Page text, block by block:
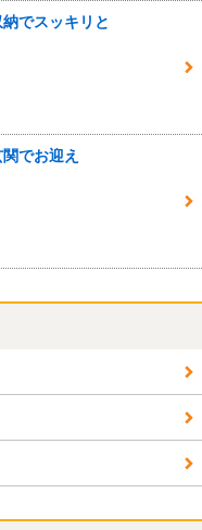
でスッキリと
でお迎え